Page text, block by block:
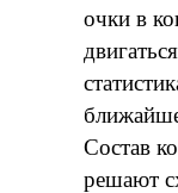
очки в
Состав
решают